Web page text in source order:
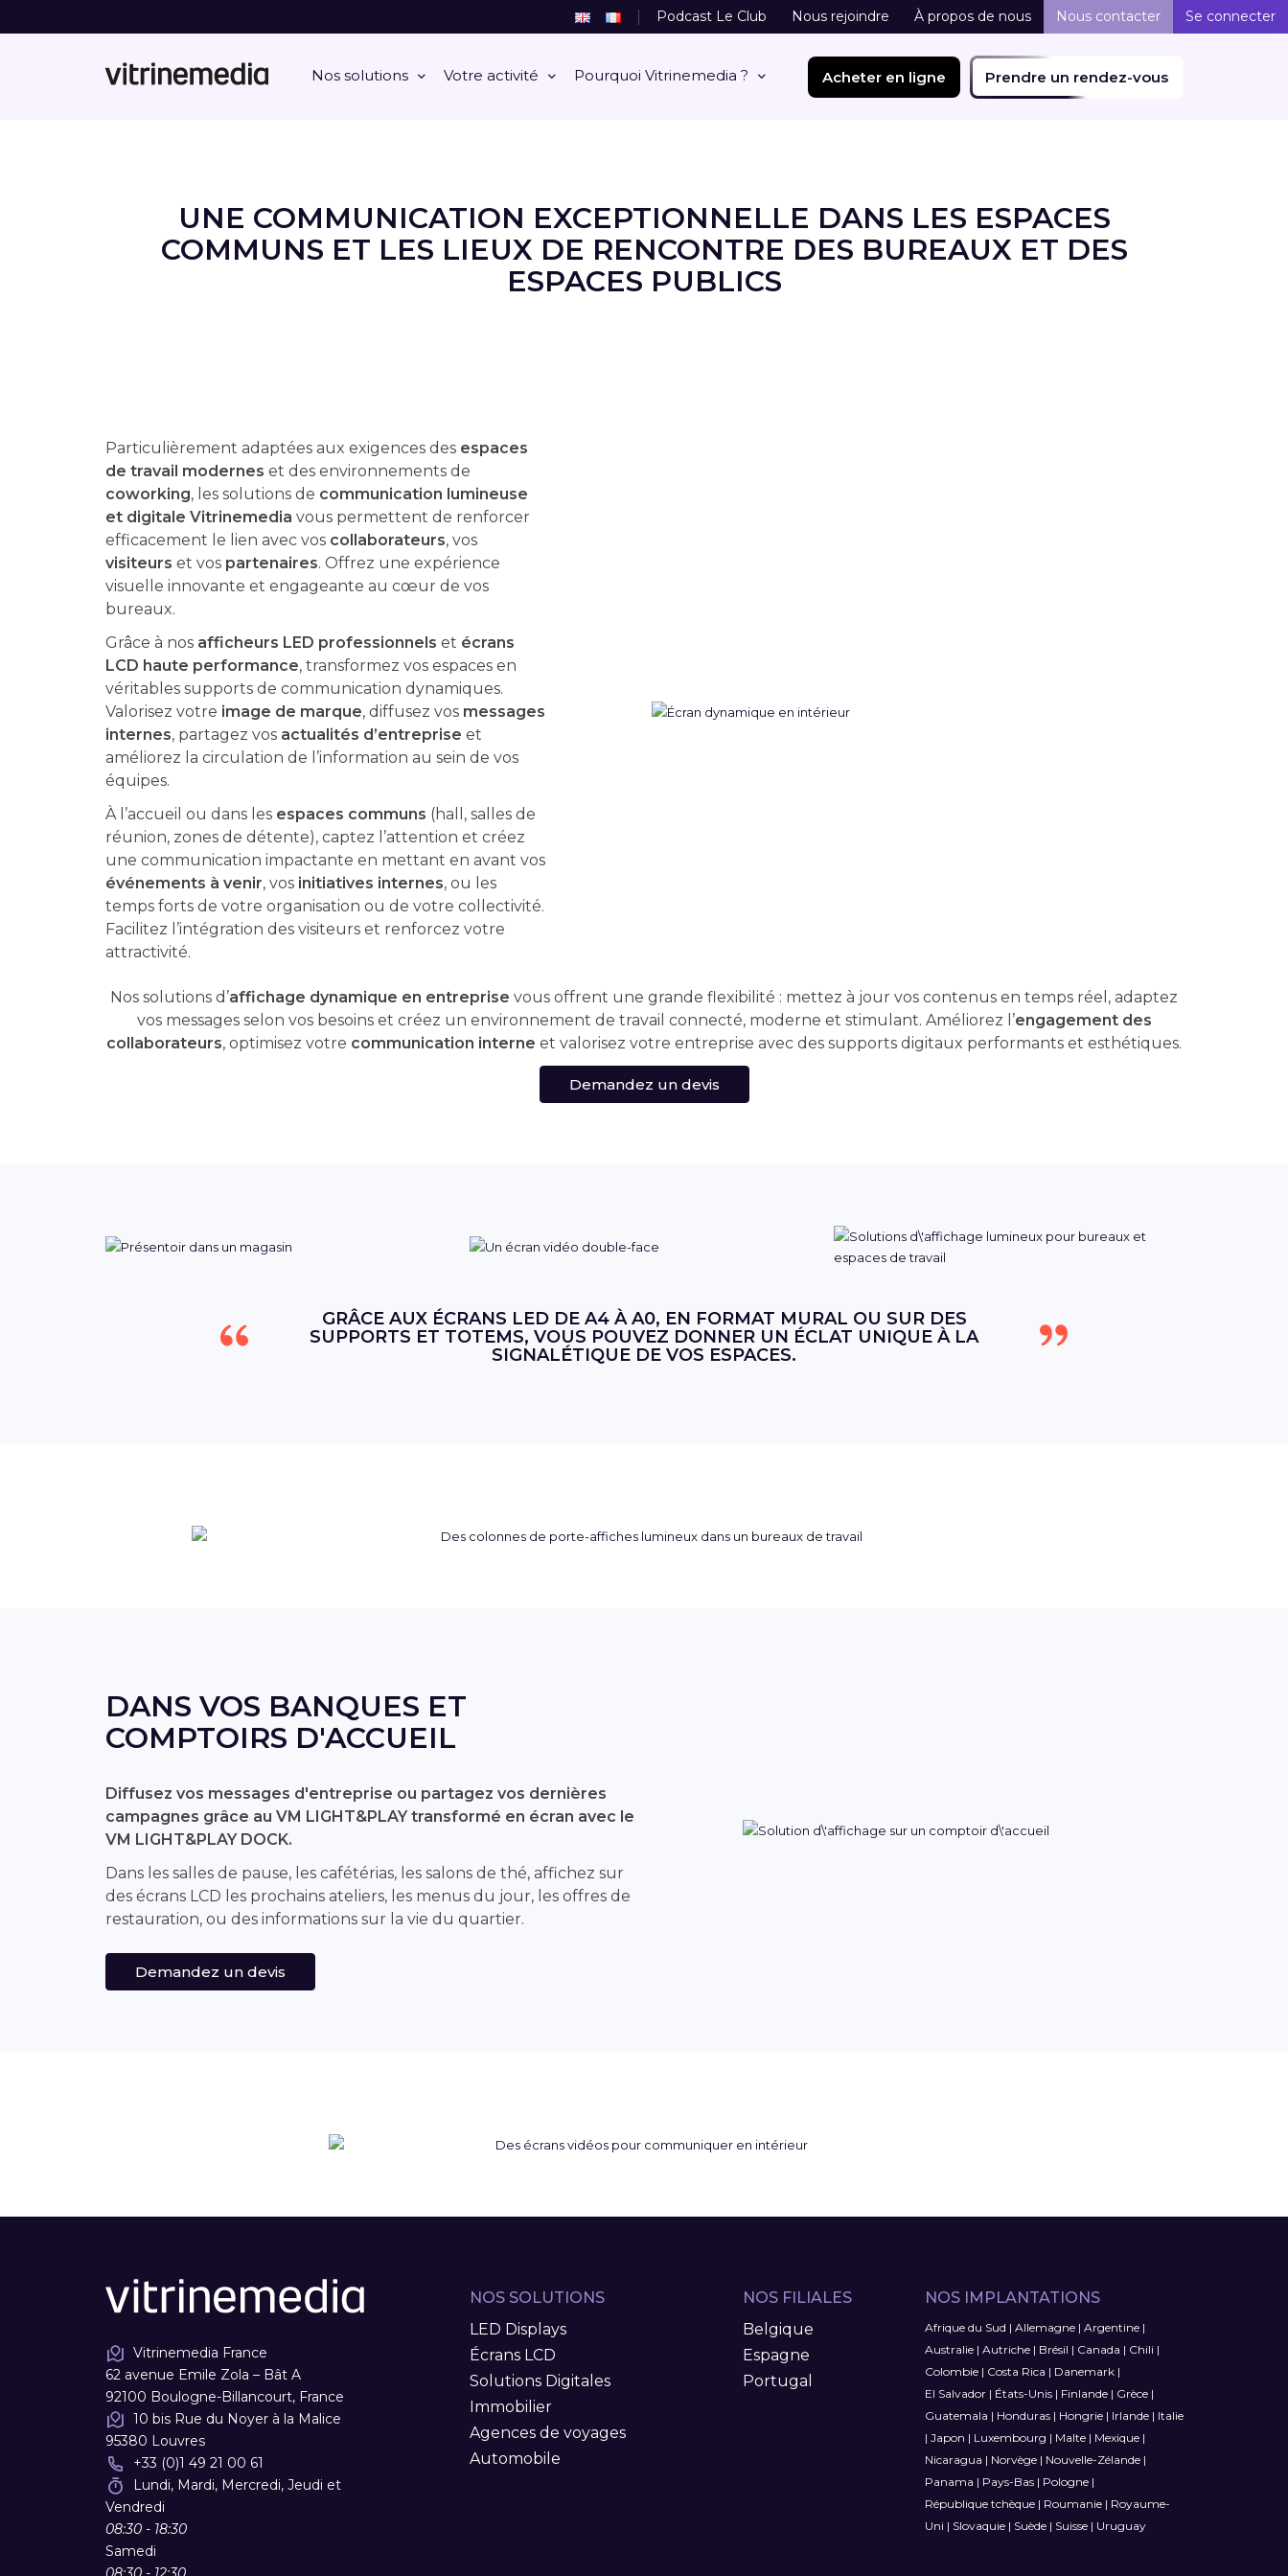
Nos solutions Votre activité Pourquoi Vitrinemedia ? Acheter en ligne Prendre un rendez-vous
Podcast Le Club Nous rejoindre À propos de nous Nous contacter Se connecter
UNE COMMUNICATION EXCEPTIONNELLE DANS LES ESPACES
COMMUNS ET LES LIEUX DE RENCONTRE DES BUREAUX ET DES
ESPACES PUBLICS
Particulièrement adaptées aux exigences des espaces
de travail modernes et des environnements de
coworking, les solutions de communication lumineuse
et digitale Vitrinemedia vous permettent de renforcer
efficacement le lien avec vos collaborateurs, vos
visiteurs et vos partenaires. Offrez une expérience
visuelle innovante et engageante au cœur de vos
bureaux.
Grâce à nos afficheurs LED professionnels et écrans
LCD haute performance, transformez vos espaces en
véritables supports de communication dynamiques.
Valorisez votre image de marque, diffusez vos messages
internes, partagez vos actualités d’entreprise et
améliorez la circulation de l’information au sein de vos
équipes.
À l’accueil ou dans les espaces communs (hall, salles de
réunion, zones de détente), captez l’attention et créez
une communication impactante en mettant en avant vos
événements à venir, vos initiatives internes, ou les
temps forts de votre organisation ou de votre collectivité.
Facilitez l’intégration des visiteurs et renforcez votre
attractivité.
Nos solutions d’affichage dynamique en entreprise vous offrent une grande flexibilité : mettez à jour vos contenus en temps réel, adaptez
vos messages selon vos besoins et créez un environnement de travail connecté, moderne et stimulant. Améliorez l’engagement des
collaborateurs, optimisez votre communication interne et valorisez votre entreprise avec des supports digitaux performants et esthétiques.
Demandez un devis
GRÂCE AUX ÉCRANS LED DE A4 À A0, EN FORMAT MURAL OU SUR DES
SUPPORTS ET TOTEMS, VOUS POUVEZ DONNER UN ÉCLAT UNIQUE À LA
SIGNALÉTIQUE DE VOS ESPACES.
DANS VOS BANQUES ET
COMPTOIRS D'ACCUEIL
Diffusez vos messages d'entreprise ou partagez vos dernières
campagnes grâce au VM LIGHT&PLAY transformé en écran avec le
VM LIGHT&PLAY DOCK.
Dans les salles de pause, les cafétérias, les salons de thé, affichez sur
des écrans LCD les prochains ateliers, les menus du jour, les offres de
restauration, ou des informations sur la vie du quartier.
Demandez un devis
Vitrinemedia France
62 avenue Emile Zola – Bât A
92100 Boulogne-Billancourt, France
10 bis Rue du Noyer à la Malice
95380 Louvres
+33 (0)1 49 21 00 61
Lundi, Mardi, Mercredi, Jeudi et
Vendredi
08:30 - 18:30
Samedi
NOS SOLUTIONS
LED Displays
Écrans LCD
Solutions Digitales
Immobilier
Agences de voyages
Automobile
NOS FILIALES
Belgique
Espagne
Portugal
NOS IMPLANTATIONS
Afrique du Sud | Allemagne| Argentine|
Australie| Autriche| Brésil | Canada | Chili |
Colombie| Costa Rica | Danemark|
El Salvador| États-Unis| Finlande| Grèce|
Guatemala | Honduras| Hongrie| Irlande| Italie
| Japon | Luxembourg | Malte| Mexique|
Nicaragua | Norvège| Nouvelle-Zélande|
Panama | Pays-Bas| Pologne|
République tchèque| Roumanie| Royaume-
Uni | Slovaquie| Suède| Suisse| Uruguay